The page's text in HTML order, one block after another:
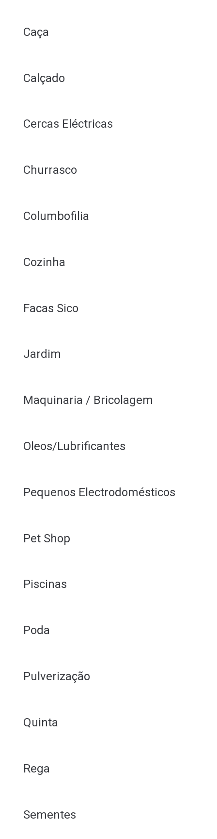
Caça
Calçado
Cercas Eléctricas
Churrasco
Columbofilia
Cozinha
Facas Sico
Jardim
Maquinaria / Bricolagem
Oleos/Lubrificantes
Pequenos Electrodomésticos
Pet Shop
Piscinas
Poda
Pulverização
Quinta
Rega
Sementes